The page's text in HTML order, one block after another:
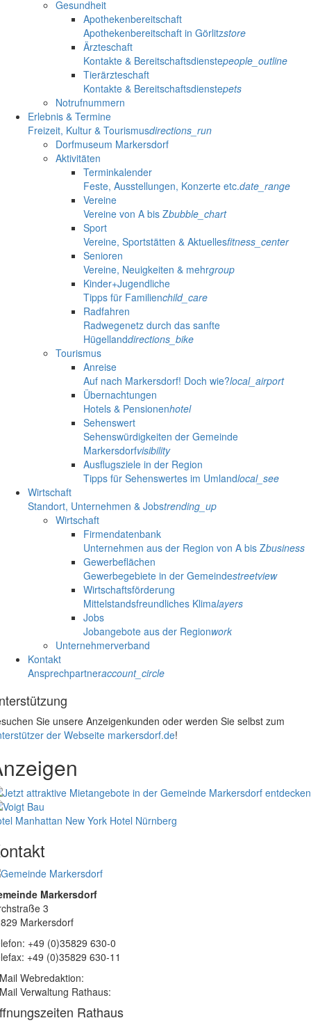
Gesundheit
Apothekenbereitschaft
Apothekenbereitschaft in Görlitzstore
Ärzteschaft
Kontakte & Bereitschaftsdienstepeople_outline
Tierärzteschaft
Kontakte & Bereitschaftsdienstepets
Notrufnummern
Erlebnis & Termine
Freizeit, Kultur & Tourismusdirections_run
Dorfmuseum Markersdorf
Aktivitäten
Terminkalender
Feste, Ausstellungen, Konzerte etc.date_range
Vereine
Vereine von A bis Zbubble_chart
Sport
Vereine, Sportstätten & Aktuellesfitness_center
Senioren
Vereine, Neuigkeiten & mehrgroup
Kinder+Jugendliche
Tipps für Familienchild_care
Radfahren
Radwegenetz durch das sanfte
Hügellanddirections_bike
Tourismus
Anreise
Auf nach Markersdorf! Doch wie?local_airport
Übernachtungen
Hotels & Pensionenhotel
Sehenswert
Sehenswürdigkeiten der Gemeinde
Markersdorfvisibility
Ausflugsziele in der Region
Tipps für Sehenswertes im Umlandlocal_see
Wirtschaft
Standort, Unternehmen & Jobstrending_up
Wirtschaft
Firmendatenbank
Unternehmen aus der Region von A bis Zbusiness
Gewerbeflächen
Gewerbegebiete in der Gemeindestreetview
Wirtschaftsförderung
Mittelstandsfreundliches Klimalayers
Jobs
Jobangebote aus der Regionwork
Unternehmerverband
Kontakt
Ansprechpartneraccount_circle
Sie unsere Anzeigenkunden oder werden Sie selbst zum
der Webseite markersdorf.de!
Manhattan New York Hotel Nürnberg
Markersdorf
3
Markersdorf
+49 (0)35829 630-0
+49 (0)35829 630-11
Webredaktion:
Verwaltung Rathaus:
Rathaus